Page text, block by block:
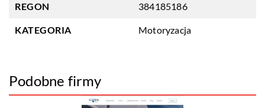
REGON 384185186
KATEGORIA Motoryzacja
Podobne firmy